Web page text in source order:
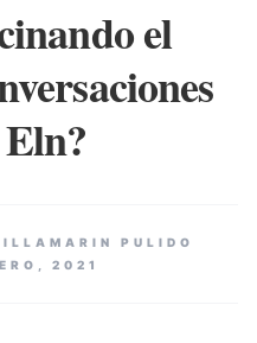
el
PULIDO
2021